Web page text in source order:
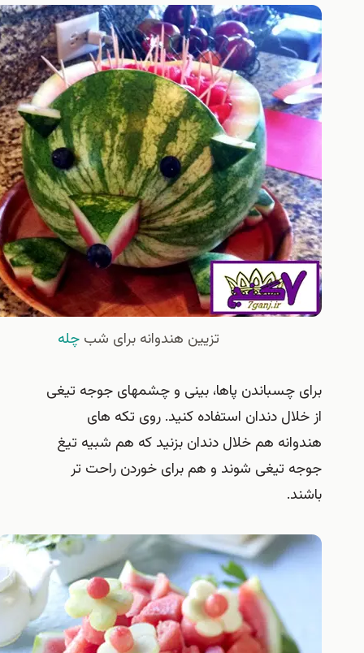
تزیین هندوانه برای شب چله
چسباندن پاها، بینی و چشمهای جوجه تیغی
دندان استفاده کنید. روی تکه های
هم خلال دندان بزنید که هم شبیه تیغ
تیغی شوند و هم برای خوردن راحت تر